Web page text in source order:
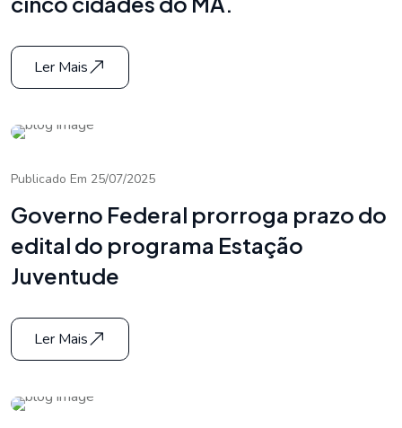
Ler Mais
Publicado Em 25/07/2025
Governo Federal prorroga prazo do
edital do programa Estação
Juventude
Ler Mais